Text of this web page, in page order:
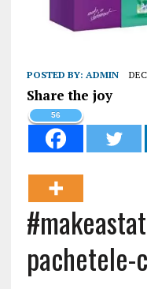
POSTED BY: ADMIN
Share the joy
56
pachetele-